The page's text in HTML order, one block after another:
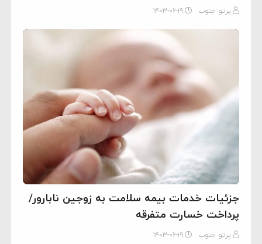
پرتو جنوب ۱۴۰۳-۰۶-۱۹
جزئیات خدمات بیمه سلامت به زوجین نابارور/
پرداخت خسارت متفرقه
پرتو جنوب ۱۴۰۳-۰۶-۱۹